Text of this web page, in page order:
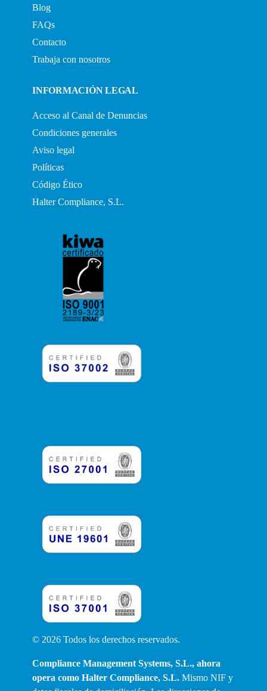
Blog
FAQs
Contacto
Trabaja con nosotros
INFORMACIÓN LEGAL
Acceso al Canal de Denuncias
Condiciones generales
Aviso legal
Políticas
Código Ético
Halter Compliance, S.L.
© 2026 Todos los derechos reservados.
Compliance Management Systems, S.L., ahora
opera como Halter Compliance, S.L. Mismo NIF y